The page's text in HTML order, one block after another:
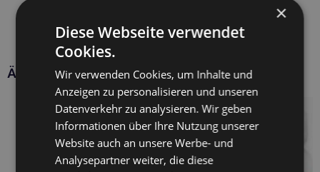
Ähnliche Produkte
×
Diese Webseite verwendet
Cookies.
Wir verwenden Cookies, um Inhalte und
Anzeigen zu personalisieren und unseren
Datenverkehr zu analysieren. Wir geben
Informationen über Ihre Nutzung unserer
Website auch an unsere Werbe- und
Analysepartner weiter, die diese